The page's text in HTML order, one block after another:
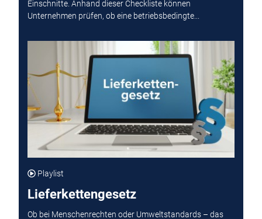
Einschnitte. Anhand dieser Checkliste können
Unternehmen prüfen, ob eine betriebsbedingte...
Playlist
Lieferkettengesetz
Ob bei Menschenrechten oder Umweltstandards – das